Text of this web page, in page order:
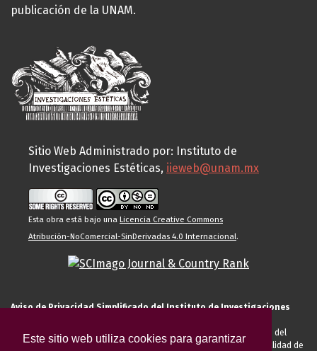
Este sitio web utiliza cookies para garantizar
publicación de la UNAM.
Sitio Web Administrado por: Instituto de
Investigaciones Estéticas, iieweb@unam.mx
Esta obra está bajo una Licencia Creative Commons
Atribución-NoComercial-SinDerivadas 4.0 Internacional.
Aviso de Privacidad Simplificado del Instituto de Investigaciones
El Instituto de Investigaciones Estéticas de la UNAM, es responsable del
tratamiento de sus datos personales para el registro de usted en calidad de